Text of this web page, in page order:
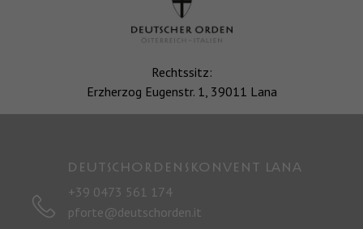
Rechtssitz:
Erzherzog Eugenstr. 1, 39011 Lana
Deutschordenskonvent LANA
+39 0473 561 174
pforte@deutschorden.it